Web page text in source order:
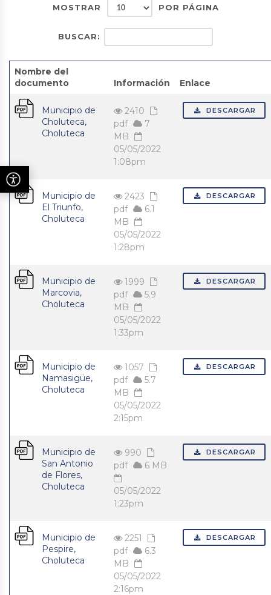
MOSTRAR POR PÁGINA
BUSCAR:
Nombre del
documento
Información Enlace
Municipio de
Choluteca,
Choluteca
2410
pdf
7
MB
05/05/2022
1:08pm
DESCARGAR
Municipio de
El Triunfo,
Choluteca
2423
pdf
6.1
MB
05/05/2022
1:28pm
DESCARGAR
Municipio de
Marcovia,
Choluteca
1999
pdf
5.9
MB
05/05/2022
1:33pm
DESCARGAR
Municipio de
Namasigüe,
Choluteca
1057
pdf
5.7
MB
05/05/2022
2:15pm
DESCARGAR
Municipio de
San Antonio
de Flores,
Choluteca
990
pdf
6 MB
05/05/2022
1:23pm
DESCARGAR
Municipio de
Pespire,
Choluteca
2251
pdf
6.3
MB
05/05/2022
2:16pm
DESCARGAR